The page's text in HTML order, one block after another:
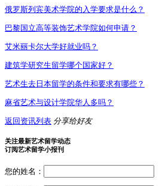
俄罗斯列宾美术学院的入学要求是什么？
巴黎国立高等装饰艺术学院如何申请？
艾米丽卡尔大学好就业吗？
建筑学研究生留学哪个国家好？
艺术生去日本留学的条件和要求有哪些？
麻省艺术与设计学院华人多吗？
返回资讯列表 分享给好友
关注最新艺术留学动态
订阅艺术留学小报刊
您的姓名：